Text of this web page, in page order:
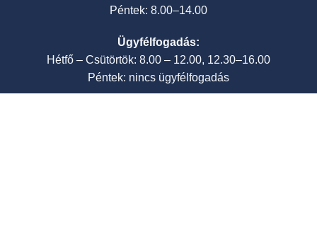
Péntek: 8.00–14.00
Ügyfélfogadás:
Hétfő – Csütörtök: 8.00 – 12.00, 12.30–16.00
Péntek: nincs ügyfélfogadás